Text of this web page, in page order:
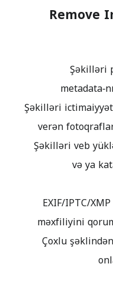
Remove
Şəkilləri
Şəkilləri
verən
Şəkilləri veb
və ya
EXIF/IPTC/
məxfiliyini
Çoxlu